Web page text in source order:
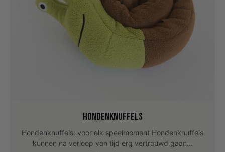
Hondenknuffels
Hondenknuffels: voor elk speelmoment Hondenknuffels
kunnen na verloop van tijd erg vertrouwd gaan...